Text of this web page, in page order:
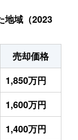
地域（2023
売却価格
1,850万円
1,600万円
1,400万円